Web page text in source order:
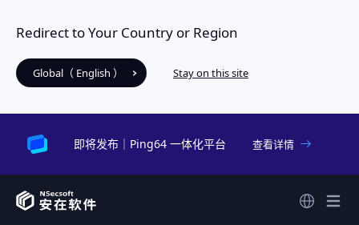
Redirect to Your Country or Region
Global（ English ） Stay on this site
即将发布｜Ping64 一体化平台 查看详情